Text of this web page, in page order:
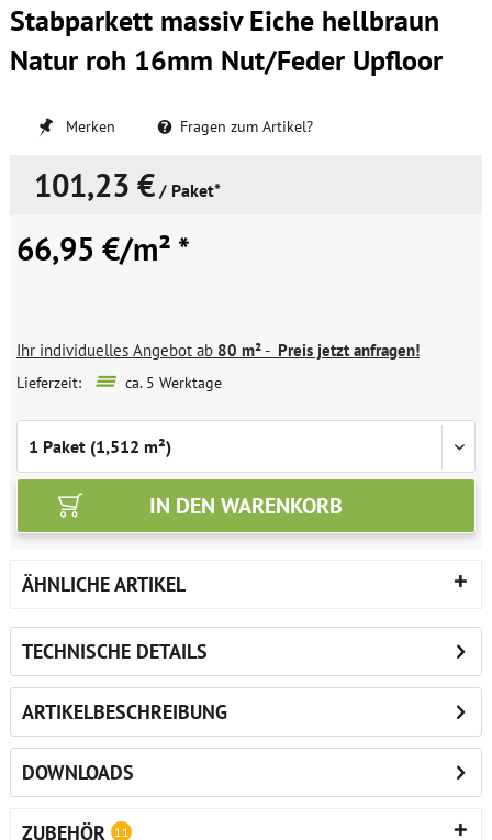
Stabparkett massiv Eiche hellbraun
Natur roh 16mm Nut/Feder Upfloor
Merken Fragen zum Artikel?
101,23 € / Paket*
66,95 €/m² *
Ihr individuelles Angebot ab 80 m²- Preis jetzt anfragen!
Lieferzeit: ca. 5 Werktage
IN DEN WARENKORB
ÄHNLICHE ARTIKEL
TECHNISCHE DETAILS
ARTIKELBESCHREIBUNG
DOWNLOADS
ZUBEHÖR 11